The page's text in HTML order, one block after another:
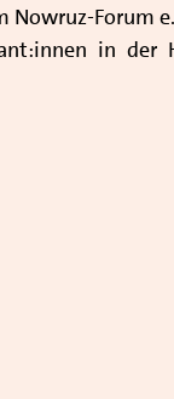
Forum e.
in der